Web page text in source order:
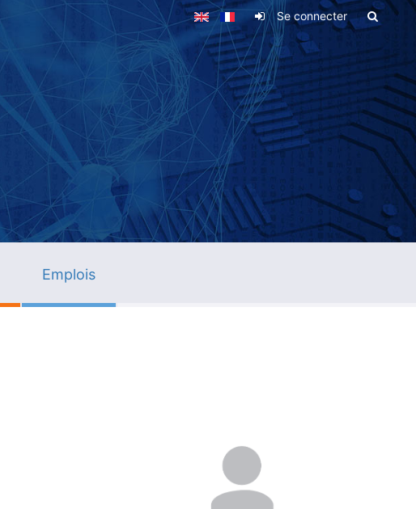
Se connecter
Emplois